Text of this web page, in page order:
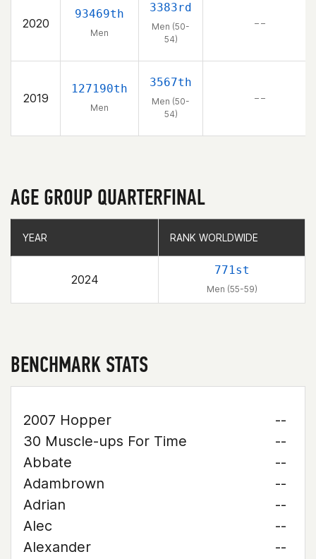
2020
93469th
Men
3383rd
Men (50-
54)
– –
2019
127190th
Men
3567th
Men (50-
54)
– –
AGE GROUP QUARTERFINAL
YEAR RANK WORLDWIDE
2024
771st
Men (55-59)
YEAR RANK WORLDWIDE
BENCHMARK STATS
2007 Hopper
--
30 Muscle-ups For Time
--
Abbate
--
Adambrown
--
Adrian
--
Alec
--
Alexander
--